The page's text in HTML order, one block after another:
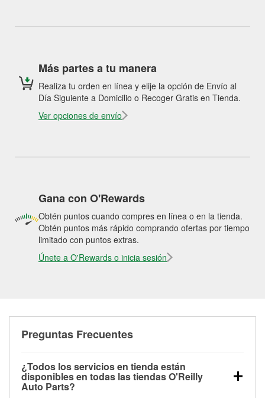
Más partes a tu manera
Realiza tu orden en línea y elije la opción de Envío al
Día Siguiente a Domicilio o Recoger Gratis en Tienda.
Ver opciones de envío
Gana con O'Rewards
Obtén puntos cuando compres en línea o en la tienda.
Obtén puntos más rápido comprando ofertas por tiempo
limitado con puntos extras.
Únete a O'Rewards o inicia sesión
Preguntas Frecuentes
¿Todos los servicios en tienda están
disponibles en todas las tiendas O'Reilly
Auto Parts?